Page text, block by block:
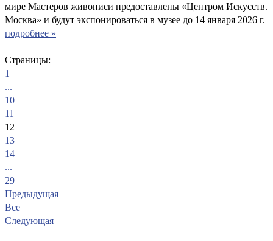
мире Мастеров живописи предоставлены «Центром Искусств.
Москва» и будут экспонироваться в музее до 14 января 2026 г.
подробнее »
Страницы:
1
...
10
11
12
13
14
...
29
Предыдущая
Все
Следующая